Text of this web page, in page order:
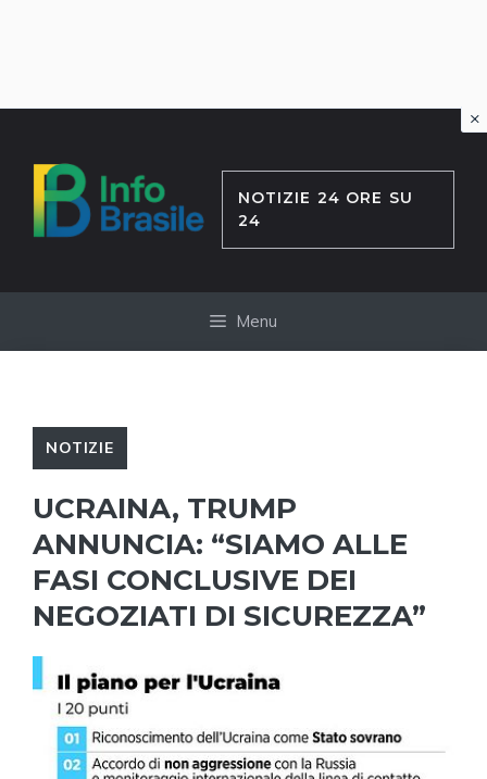
contenuto
NOTIZIE 24 ORE SU
24
Menu
NOTIZIE
UCRAINA, TRUMP
ANNUNCIA: “SIAMO ALLE
FASI CONCLUSIVE DEI
NEGOZIATI DI SICUREZZA”
×